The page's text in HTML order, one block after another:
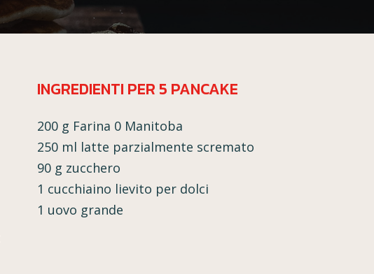
INGREDIENTI PER 5 PANCAKE
200 g Farina 0 Manitoba
250 ml latte parzialmente scremato
90 g zucchero
1 cucchiaino lievito per dolci
1 uovo grande